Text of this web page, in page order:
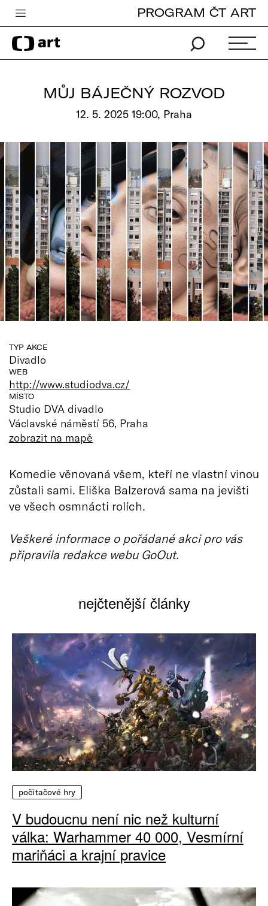
Česká televize
Zpravodajství
Pro děti
edu
Vše o ČT
PROGRAM ČT ART
MŮJ BÁJEČNÝ ROZVOD
12. 5. 2025 19:00, Praha
TYP AKCE
Divadlo
WEB
http://www.studiodva.cz/
MÍSTO
Studio DVA divadlo
Václavské náměstí 56, Praha
zobrazit na mapě
Komedie věnovaná všem, kteří ne vlastní vinou
zůstali sami. Eliška Balzerová sama na jevišti
ve všech osmnácti rolích.
Veškeré informace o pořádané akci pro vás
připravila redakce webu GoOut.
nejčtenější články
počítačové hry
V budoucnu není nic než kulturní
válka: Warhammer 40 000, Vesmírní
mariňáci a krajní pravice